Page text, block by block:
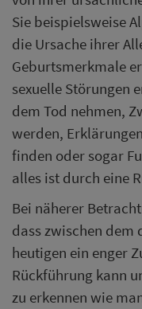
Sie beispielsweise
die Ursache ihrer
Geburtsmerkmale
sexuelle Störungen
dem Tod nehmen,
werden,
finden oder sogar
alles ist durch eine
Bei näherer
dass zwischen dem
heutigen ein enger
Rückführung kann
zu erkennen wie